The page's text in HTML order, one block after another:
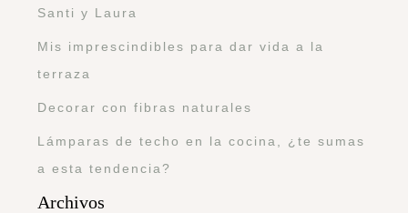
Santi y Laura
Mis imprescindibles para dar vida a la
terraza
Decorar con fibras naturales
Lámparas de techo en la cocina, ¿te sumas
a esta tendencia?
Archivos